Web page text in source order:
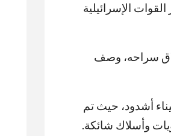
الإسرائيلية
سراحه، وصف
أشدود، حيث تم
وأسلاك شائكة.